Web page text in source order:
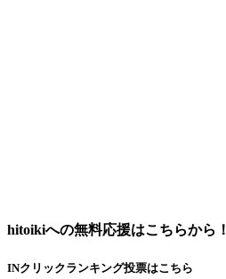
hitoikiへの無料応援はこちらから！
INクリックランキング投票はこちら